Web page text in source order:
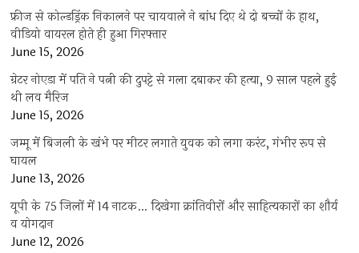
फ्रीज से कोल्डड्रिंक निकालने पर चायवाले ने बांध दिए थे दो बच्चों के हाथ,
वीडियो वायरल होते ही हुआ गिरफ्तार
June 15, 2026
ग्रेटर नोएडा में पति ने पत्नी की दुपट्टे से गला दबाकर की हत्या, 9 साल पहले हुई
थी लव मैरिज
June 15, 2026
जम्मू में बिजली के खंभे पर मीटर लगाते युवक को लगा करंट, गंभीर रूप से
घायल
June 13, 2026
यूपी के 75 जिलों में 14 नाटक… दिखेगा क्रांतिवीरों और साहित्यकारों का शौर्य
व योगदान
June 12, 2026